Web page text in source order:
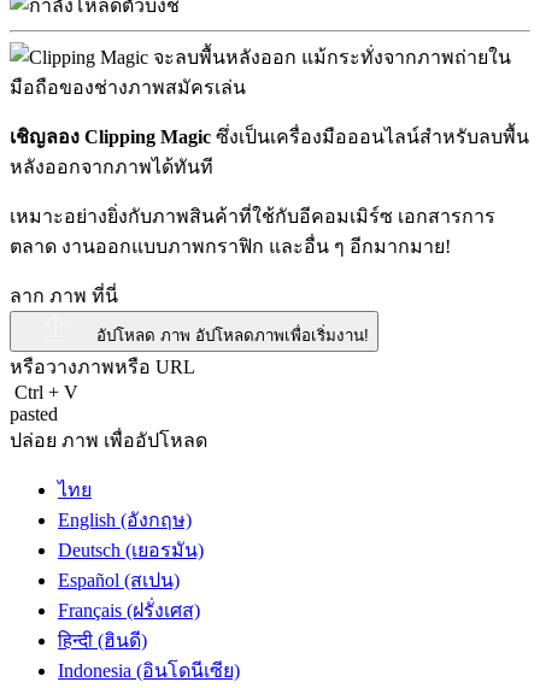
เชิญลอง Clipping Magic ซึ่งเป็นเครื่องมือออนไลน์สำหรับลบพื้น
หลังออกจากภาพได้ทันที
เหมาะอย่างยิ่งกับภาพสินค้าที่ใช้กับอีคอมเมิร์ซ เอกสารการ
ตลาด งานออกแบบภาพกราฟิก และอื่น ๆ อีกมากมาย!
ลาก ภาพ ที่นี่
อัปโหลด ภาพ อัปโหลดภาพเพื่อเริ่มงาน!
หรือวางภาพหรือ URL
Ctrl + V
pasted
ปล่อย ภาพ เพื่ออัปโหลด
ไทย
English (อังกฤษ)
Deutsch (เยอรมัน)
Español (สเปน)
Français (ฝรั่งเศส)
हिन्दी (ฮินดี)
Indonesia (อินโดนีเซีย)